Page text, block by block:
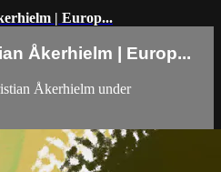
| Europ...
Åkerhielm | Europ...
Åkerhielm under